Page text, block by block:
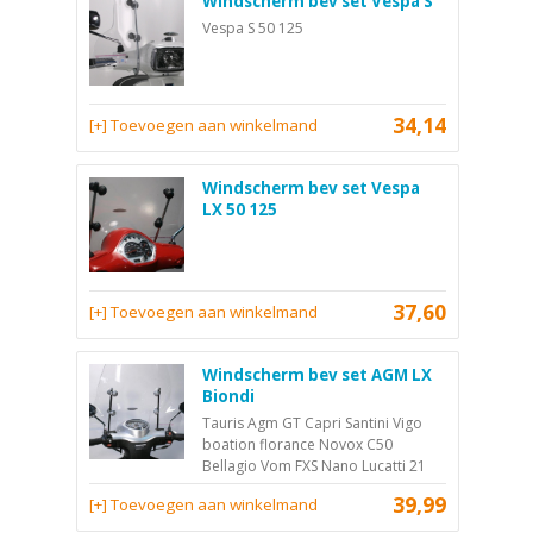
Vespa S 50 125
34,14
[+] Toevoegen aan winkelmand
Windscherm bev set Vespa
LX 50 125
37,60
[+] Toevoegen aan winkelmand
Windscherm bev set AGM LX
Biondi
Tauris Agm GT Capri Santini Vigo
boation florance Novox C50
Bellagio Vom FXS Nano Lucatti 21
39,99
[+] Toevoegen aan winkelmand